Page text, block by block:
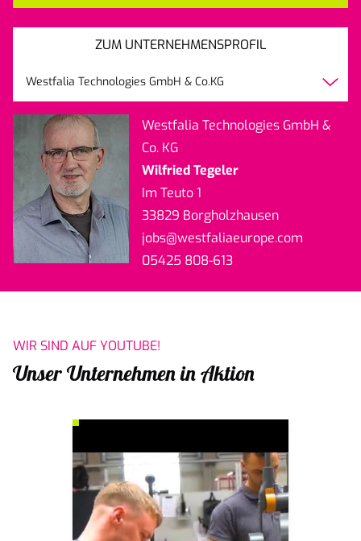
ZUM UNTERNEHMENSPROFIL
Westfalia Technologies GmbH &
Co. KG
Wilfried Tegeler
Im Teuto 1
33829 Borgholzhausen
jobs@westfaliaeurope.com
05425 808-613
Westfalia Technologies GmbH & Co.KG
WIR SIND AUF YOUTUBE!
Unser Unternehmen in Aktion